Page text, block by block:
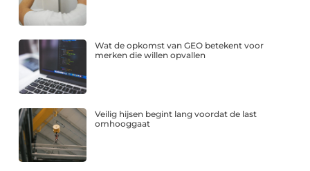
Wat de opkomst van GEO betekent voor
merken die willen opvallen
Veilig hijsen begint lang voordat de last
omhooggaat